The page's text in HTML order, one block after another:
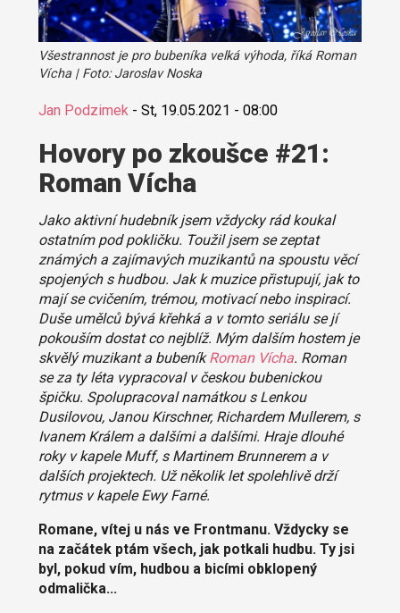
Všestrannost je pro bubeníka velká výhoda, říká Roman
Vícha | Foto: Jaroslav Noska
Jan Podzimek- St, 19.05.2021 - 08:00
Hovory po zkoušce #21:
Roman Vícha
Jako aktivní hudebník jsem vždycky rád koukal
ostatním pod pokličku. Toužil jsem se zeptat
známých a zajímavých muzikantů na spoustu věcí
spojených s hudbou. Jak k muzice přistupují, jak to
mají se cvičením, trémou, motivací nebo inspirací.
Duše umělců bývá křehká a v tomto seriálu se jí
pokouším dostat co nejblíž. Mým dalším hostem je
skvělý muzikant a bubeníkRoman Vícha. Roman
se za ty léta vypracoval v českou bubenickou
špičku. Spolupracoval namátkou s Lenkou
Dusilovou, Janou Kirschner, Richardem Mullerem, s
Ivanem Králem a dalšími a dalšími. Hraje dlouhé
roky v kapele Muff, s Martinem Brunnerem a v
dalších projektech. Už několik let spolehlivě drží
rytmus v kapele Ewy Farné.
Romane, vítej u nás ve Frontmanu. Vždycky se
na začátek ptám všech, jak potkali hudbu. Ty jsi
byl, pokud vím, hudbou a bicími obklopený
odmalička...